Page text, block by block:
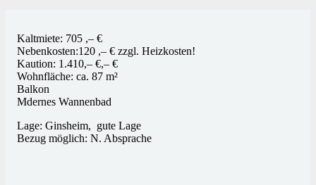
Kaltmiete: 705 ,– €
Nebenkosten:120 ,– € zzgl. Heizkosten!
Kaution: 1.410,– €,– €
Wohnfläche: ca. 87 m²
Balkon
Mdernes Wannenbad
Lage: Ginsheim, gute Lage
Bezug möglich: N. Absprache